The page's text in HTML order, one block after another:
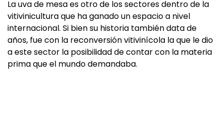
La uva de mesa es otro de los sectores dentro de la
vitivinicultura que ha ganado un espacio a nivel
internacional. Si bien su historia también data de
años, fue con la reconversión vitivinícola la que le dio
a este sector la posibilidad de contar con la materia
prima que el mundo demandaba.